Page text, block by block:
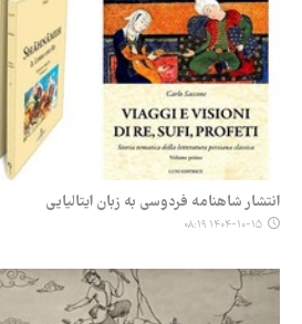
انتشار شاهنامه فردوسی به زبان ایتالیایی
۱۴۰۴-۱۰-۱۵ ۰۸:۱۹